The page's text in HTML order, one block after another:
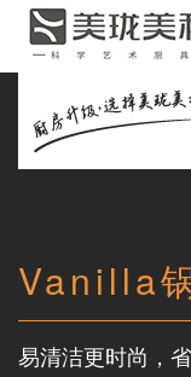
Vanilla
易清洁更时尚，